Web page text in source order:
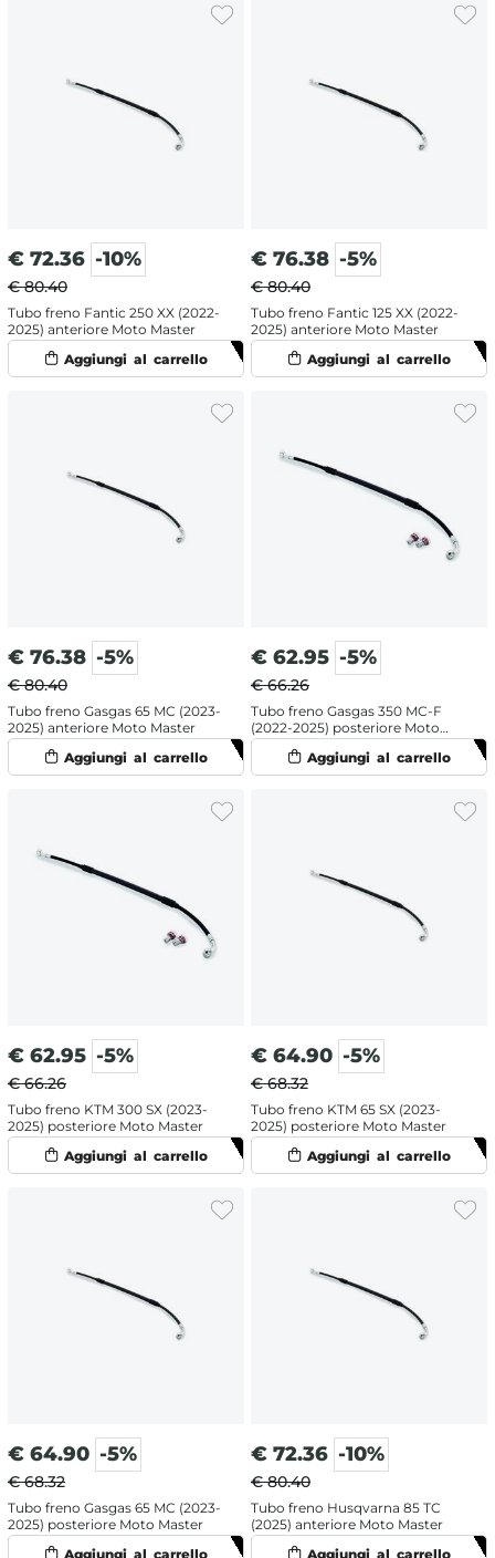
€ 72.36 -10%
€ 80.40
Tubo freno Fantic 250 XX (2022-
2025) anteriore Moto Master
€ 76.38 -5%
€ 80.40
Tubo freno Fantic 125 XX (2022-
2025) anteriore Moto Master
€ 76.38 -5%
€ 80.40
Tubo freno Gasgas 65 MC (2023-
2025) anteriore Moto Master
€ 62.95 -5%
€ 66.26
Tubo freno Gasgas 350 MC-F
(2022-2025) posteriore Moto
Master
€ 62.95 -5%
€ 66.26
Tubo freno KTM 300 SX (2023-
2025) posteriore Moto Master
€ 64.90 -5%
€ 68.32
Tubo freno KTM 65 SX (2023-
2025) posteriore Moto Master
€ 64.90 -5%
€ 68.32
Tubo freno Gasgas 65 MC (2023-
2025) posteriore Moto Master
€ 72.36 -10%
€ 80.40
Tubo freno Husqvarna 85 TC
(2025) anteriore Moto Master